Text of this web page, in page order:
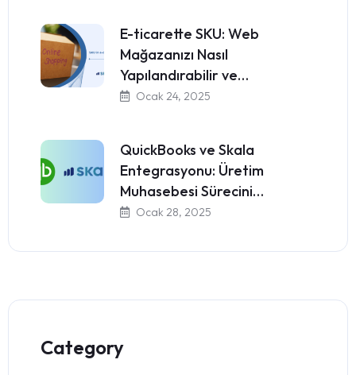
E-ticarette SKU: Web
Mağazanızı Nasıl
Yapılandırabilir ve…
Ocak 24, 2025
QuickBooks ve Skala
Entegrasyonu: Üretim
Muhasebesi Sürecini…
Ocak 28, 2025
Category